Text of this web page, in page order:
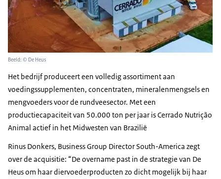
Beeld: © De Heus
Het bedrijf produceert een volledig assortiment aan
voedingssupplementen, concentraten, mineralenmengsels en
mengvoeders voor de rundveesector. Met een
productiecapaciteit van 50.000 ton per jaar is Cerrado Nutrição
Animal actief in het Midwesten van Brazilië
Rinus Donkers, Business Group Director South-America zegt
over de acquisitie: “De overname past in de strategie van De
Heus om haar diervoederproducten zo dicht mogelijk bij haar